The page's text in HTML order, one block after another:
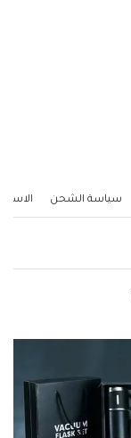
سياسة الشحن